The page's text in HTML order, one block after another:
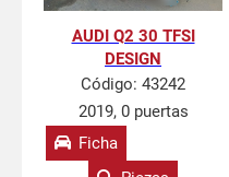
AUDI Q2 30 TFSI
DESIGN
Código: 43242
2019, 0 puertas
Ficha